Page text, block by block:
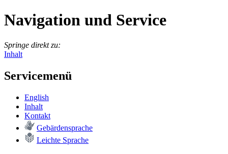
Navigation und Service
Springe direkt zu:
Inhalt
Servicemenü
English
In­halt
Kon­takt
Ge­bär­den­spra­che
Leich­te Spra­che